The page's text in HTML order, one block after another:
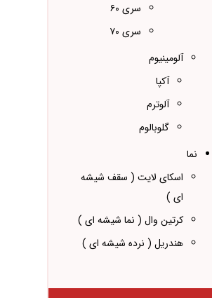
سری ۶۰
سری ۷۰
آلومینیوم
آکپا
آلوترم
گلوبالوم
نما
اسکای لایت ( سقف شیشه
ای )
کرتین وال ( نما شیشه ای )
هندریل ( نرده شیشه ای )